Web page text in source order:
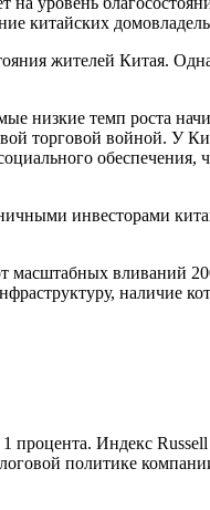
китайских
жителей Китая.
низкие темп роста
торговой войной. У
обеспечения,
инвесторами
масштабных вливаний
наличие
процента. Индекс
политике